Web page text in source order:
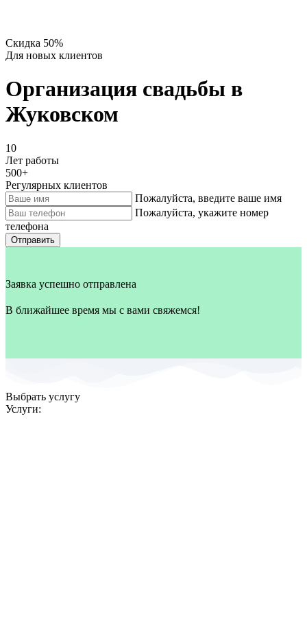
Скидка 50%
Для новых клиентов
Организация свадьбы в
Жуковском
10
Лет работы
500+
Регулярных клиентов
Пожалуйста, введите ваше имя
Пожалуйста, укажите номер
телефона
Отправить
Заявка успешно отправлена
В ближайшее время мы с вами свяжемся!
Выбрать услугу
Услуги: